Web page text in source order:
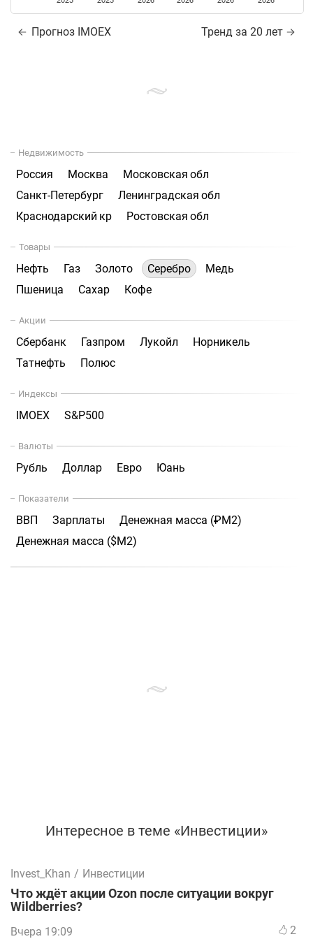
Прогноз IMOEX Тренд за 20 лет
Недвижимость
Россия Москва
Московская обл
Санкт-Петербург
Ленинградская обл
Краснодарский кр
Ростовская обл
Товары
Нефть Газ Золото Серебро
Медь
Пшеница
Сахар Кофе
Акции
Сбербанк Газпром Лукойл
Норникель
Татнефть
Полюс
Индексы
IMOEX S&P500
Валюты
Рубль Доллар Евро Юань
Показатели
ВВП Зарплаты
Денежная масса (₽М2)
Денежная масса ($М2)
Интересное в теме «Инвестиции»
Invest_Khan / Инвестиции
Что ждёт акции Ozon после ситуации вокруг
Wildberries?
Вчера 19:09 2